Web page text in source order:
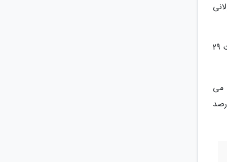
38 دقیقه و 34 ثانیه طولانی
وی اضافه کرد: شب یلدا در تهران هم به میزان 14 ساعت و 15 دقیقه و 53 ثانیه طول می کشد که طول این شب به نسبت 29
می